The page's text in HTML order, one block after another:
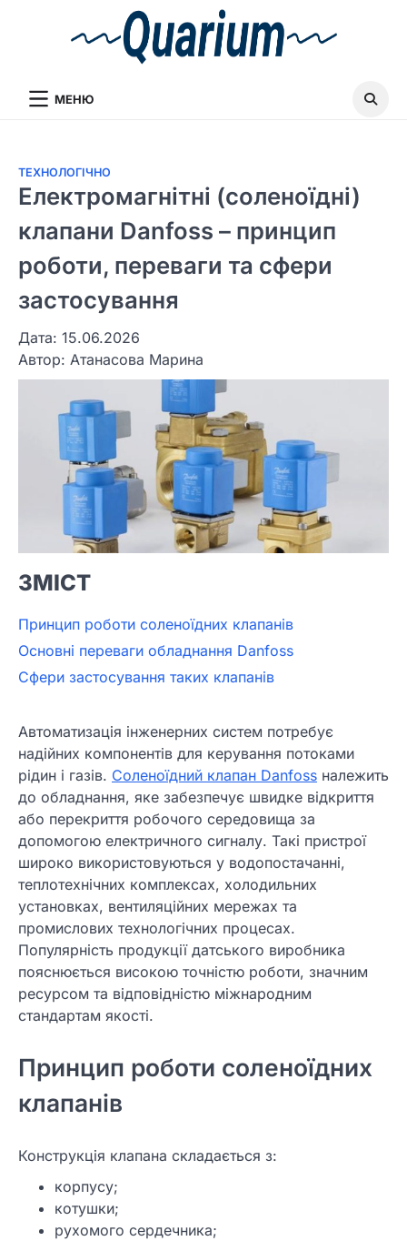
МЕНЮ
ТЕХНОЛОГІЧНО
Електромагнітні (соленоїдні)
клапани Danfoss – принцип
роботи, переваги та сфери
застосування
Дата: 15.06.2026
Автор: Атанасова Марина
ЗМІСТ
Принцип роботи соленоїдних клапанів
Основні переваги обладнання Danfoss
Сфери застосування таких клапанів
Автоматизація інженерних систем потребує
надійних компонентів для керування потоками
рідин і газів. Соленоїдний клапан Danfoss належить
до обладнання, яке забезпечує швидке відкриття
або перекриття робочого середовища за
допомогою електричного сигналу. Такі пристрої
широко використовуються у водопостачанні,
теплотехнічних комплексах, холодильних
установках, вентиляційних мережах та
промислових технологічних процесах.
Популярність продукції датського виробника
пояснюється високою точністю роботи, значним
ресурсом та відповідністю міжнародним
стандартам якості.
Принцип роботи соленоїдних
клапанів
Конструкція клапана складається з:
корпусу;
котушки;
рухомого сердечника;